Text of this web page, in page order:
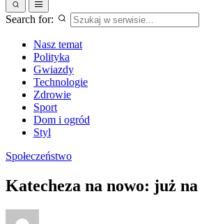
Search for:
Nasz temat
Polityka
Gwiazdy
Technologie
Zdrowie
Sport
Dom i ogród
Styl
Społeczeństwo
Katecheza na nowo: już na